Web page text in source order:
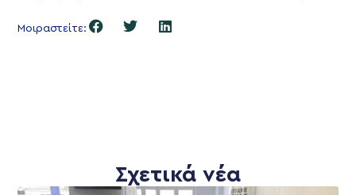
Μοιραστείτε:
Σχετικά νέα